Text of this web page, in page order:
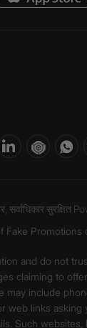
सर्वाधिकार सुरक्षित
Fake Promotions
and do not
claiming to
may include
web links asking
Such websites,